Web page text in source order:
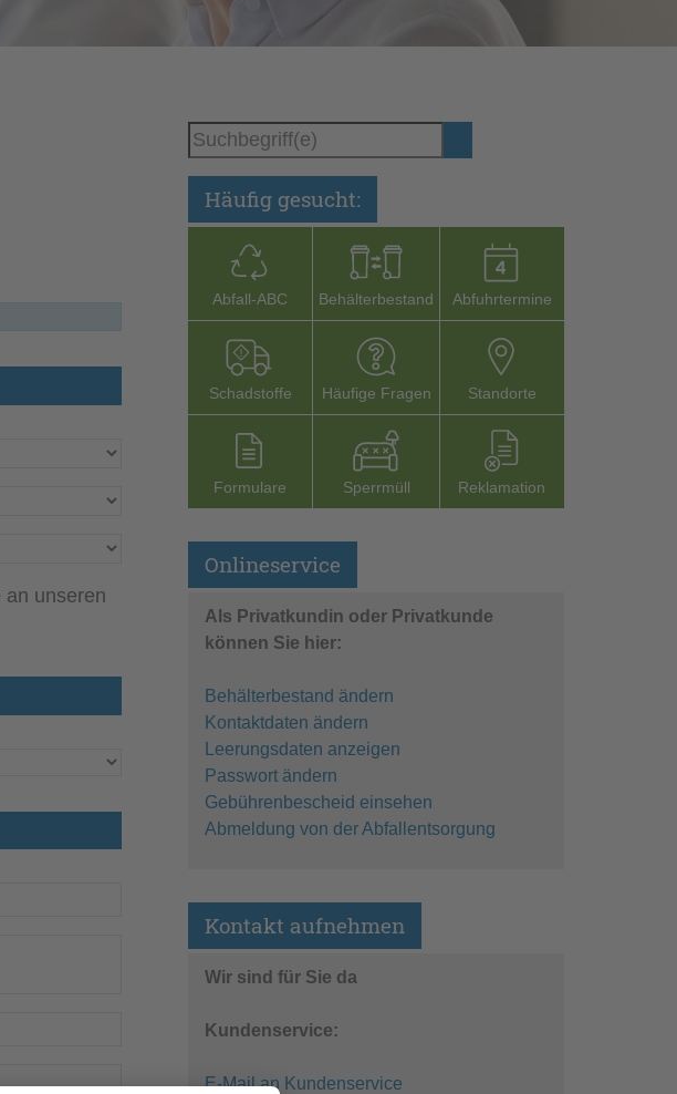
Häufig gesucht:
Abfall-­ABC Behälterbestand Abfuhrtermine
Schadstoffe Häufige Fragen Stand­orte
Formu­lare Sperr­müll Reklamation
Onlineservice
Als Privatkundin oder Privatkunde
können Sie hier:
Behälterbestand ändern
Kontaktdaten ändern
Leerungsdaten anzeigen
Passwort ändern
Gebührenbescheid einsehen
Abmeldung von der Abfallentsorgung
Kontakt aufnehmen
Wir sind für Sie da
Kundenservice:
E-Mail an Kundenservice